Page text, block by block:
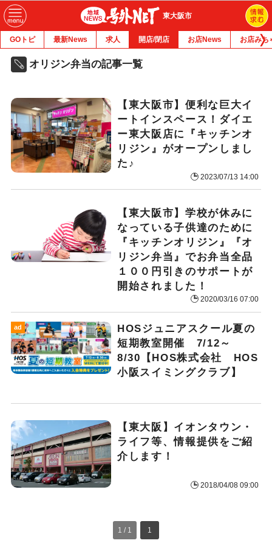
東大阪市
GOトピ 最新News 求人 開店/閉店 お店News お店みち
オリジン弁当の記事一覧
【東大阪市】便利な巨大イ
ートインスペース！ダイエ
ー東大阪店に『キッチンオ
リジン』がオープンしまし
た♪
2023/07/13 14:00
【東大阪市】学校が休みに
なっている子供達のために
『キッチンオリジン』『オ
リジン弁当』でお弁当全品
１００円引きのサポートが
開始されました！
2020/03/16 07:00
ad
HOSジュニアスクール夏の
短期教室開催 7/12～
8/30【HOS株式会社 HOS
小阪スイミングクラブ】
【東大阪】イオンタウン・
ライフ等、情報提供をご紹
介します！
2018/04/08 09:00
1 / 1 1